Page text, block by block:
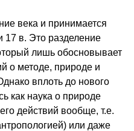
века и принимается
в. Это разделение
лишь обосновывает
о методе, природе и
вплоть до нового
как наука о природе
действий вообще, т.е.
или даже